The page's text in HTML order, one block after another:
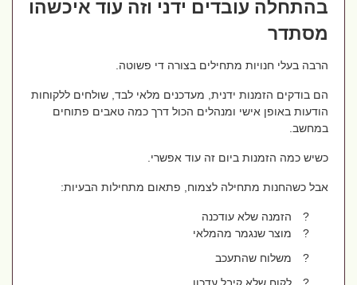
בהתחלה עובדים ידני וזה עוד איכשהו
מסתדר
הרבה בעלי חנויות מתחילים בצורה די פשוטה.
הם בודקים הזמנות ידנית, מעדכנים מלאי לבד, שולחים ללקוחות
הודעות באופן אישי ומנהלים הכול דרך כמה טאבים פתוחים
במחשב.
כשיש כמה הזמנות ביום זה עוד אפשרי.
אבל כשהחנות מתחילה לצמוח, פתאום מתחילות הבעיות:
הזמנה שלא עודכנה
מוצר שנגמר מהמלאי
משלוח שהתעכב